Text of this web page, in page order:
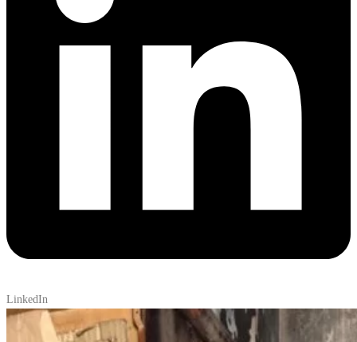
LinkedIn